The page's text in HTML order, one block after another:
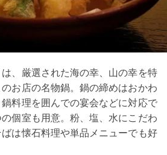
、厳選された海の幸、山の幸を特
お店の名物鍋。鍋の締めはおかわ
料理を囲んでの宴会などに対応で
個室も用意。粉、塩、水にこだわ
は懐石料理や単品メニューでも好